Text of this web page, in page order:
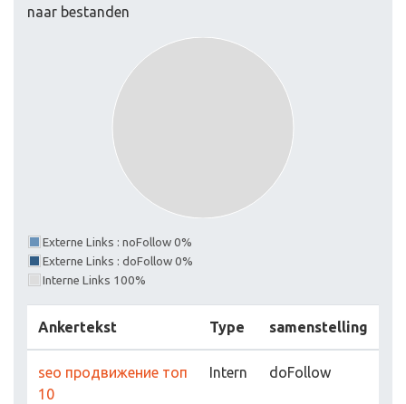
naar bestanden
Externe Links : noFollow 0%
Externe Links : doFollow 0%
Interne Links 100%
Ankertekst Type samenstelling
seo продвижение топ
10
Intern doFollow